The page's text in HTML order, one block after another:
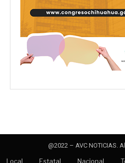
@2022 – AVC NOTICIAS.
Local Estatal Nacional